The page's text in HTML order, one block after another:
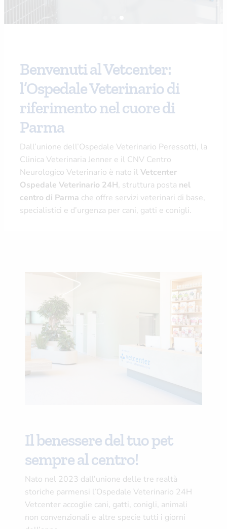
Benvenuti al Vetcenter:
l’Ospedale Veterinario di
riferimento nel cuore di
Parma
Dall’unione dell’Ospedale Veterinario Peressotti, la
Clinica Veterinaria Jenner e il CNV Centro
Neurologico Veterinario è nato il Vetcenter
Ospedale Veterinario 24H, struttura posta nel
centro di Parma che offre servizi veterinari di base,
specialistici e d’urgenza per cani, gatti e conigli.
Il benessere del tuo pet
sempre al centro!
Nato nel 2023 dall’unione delle tre realtà
storiche parmensi l’Ospedale Veterinario 24H
Vetcenter accoglie cani, gatti, conigli, animali
non convenzionali e altre specie tutti i giorni